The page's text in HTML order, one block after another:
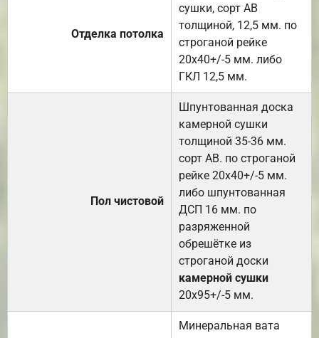
Отделка потолка
сушки, сорт АВ
толщиной, 12,5 мм. по
строганой рейке
20х40+/-5 мм. либо
ГКЛ 12,5 мм.
Пол чистовой
Шпунтованная доска
камерной сушки
толщиной 35-36 мм.
сорт АВ. по строганой
рейке 20х40+/-5 мм.
либо шпунтованная
ДСП 16 мм. по
разряженной
обрешётке из
строганой доски
камерной сушки
20х95+/-5 мм.
Минеральная вата